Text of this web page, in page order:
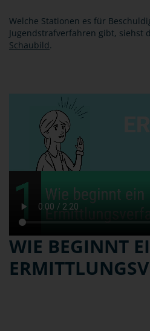
Welche Stationen es für
Jugendstrafverfahren gibt, siehst
Schaubild.
WIE BEGINNT